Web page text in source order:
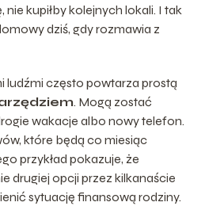
nie kupiłby kolejnych lokali. I tak
dziś, gdy rozmawia z
ludźmi często powtarza prostą
. Mogą zostać
wakacje albo nowy telefon.
które będą co miesiąc
przykład pokazuje, że
drugiej opcji przez kilkanaście
sytuację finansową rodziny.